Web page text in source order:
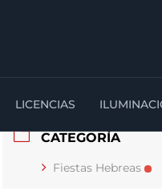
LICENCIAS
CATEGORÍA
Fiestas Hebreas